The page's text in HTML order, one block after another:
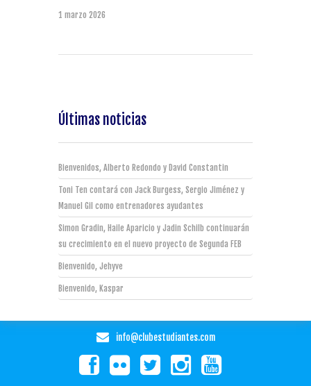
1 marzo 2026
Últimas noticias
Bienvenidos, Alberto Redondo y David Constantin
Toni Ten contará con Jack Burgess, Sergio Jiménez y
Manuel Gil como entrenadores ayudantes
Simon Gradin, Haile Aparicio y Jadin Schilb continuarán
su crecimiento en el nuevo proyecto de Segunda FEB
Bienvenido, Jehyve
Bienvenido, Kaspar
info@clubestudiantes.com